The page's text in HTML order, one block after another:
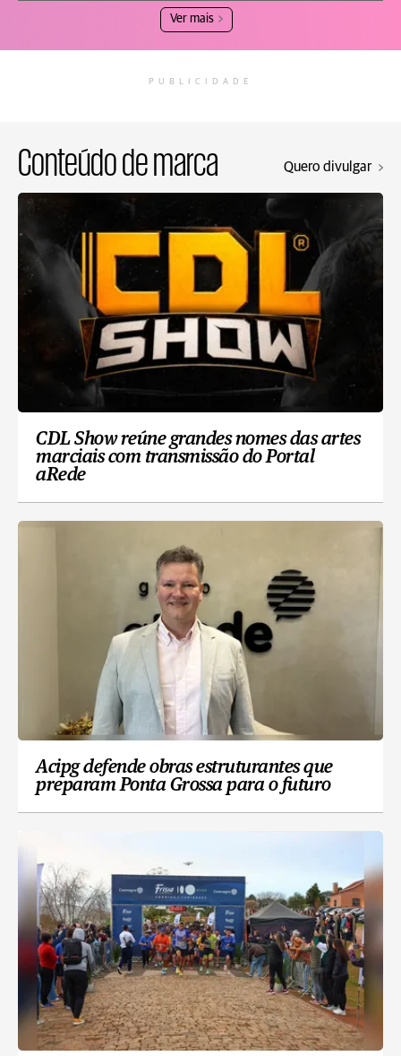
Ver mais
PUBLICIDADE
Conteúdo de marca Quero divulgar
CDL Show reúne grandes nomes das artes
marciais com transmissão do Portal
aRede
Acipg defende obras estruturantes que
preparam Ponta Grossa para o futuro